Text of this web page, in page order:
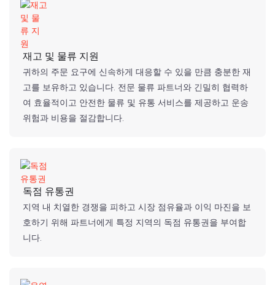
재고 및 물류 지원
귀하의 주문 요구에 신속하게 대응할 수 있을 만큼 충분한 재
고를 보유하고 있습니다. 전문 물류 파트너와 긴밀히 협력하
여 효율적이고 안전한 물류 및 유통 서비스를 제공하고 운송
위험과 비용을 절감합니다.
독점 유통권
지역 내 치열한 경쟁을 피하고 시장 점유율과 이익 마진을 보
호하기 위해 파트너에게 특정 지역의 독점 유통권을 부여합
니다.